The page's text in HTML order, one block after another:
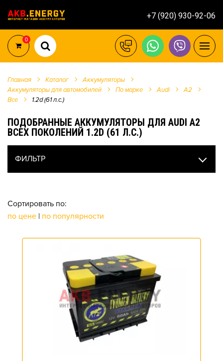
+7 (920) 930-92-06
0
Главная Каталог
Аккумуляторы
Аккумуляторы для автомобилей
По марке Audi
A2
Все
1.2d (61 л.с.)
ПОДОБРАННЫЕ АККУМУЛЯТОРЫ ДЛЯ AUDI A2
ВСЕХ ПОКОЛЕНИЙ 1.2D (61 Л.С.)
ФИЛЬТР
Сортировать по:
по цене | по популярности